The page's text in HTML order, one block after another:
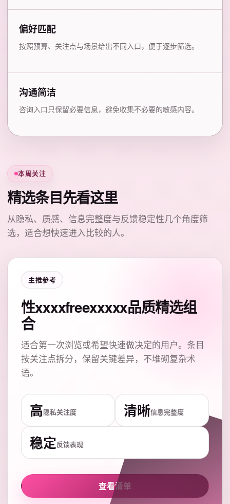
偏好匹配
按照预算、关注点与场景给出不同入口，便于逐步筛选。
沟通简洁
咨询入口只保留必要信息，避免收集不必要的敏感内容。
本周关注
精选条目先看这里
从隐私、质感、信息完整度与反馈稳定性几个角度筛
选，适合想快速进入比较的人。
主推参考
性xxxxfreexxxxx品质精选组
合
适合第一次浏览或希望快速做决定的用户。条目
按关注点拆分，保留关键差异，不堆砌复杂术
语。
高隐私关注度 清晰信息完整度
稳定反馈表现
查看清单